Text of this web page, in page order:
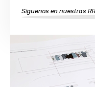
Síguenos en nuestras